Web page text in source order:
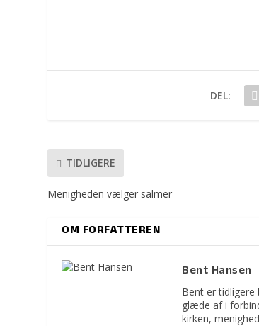
DEL:
TIDLIGERE
Menigheden vælger salmer
OM FORFATTEREN
Bent Hansen
Bent er tidligere
glæde af i
kirken,